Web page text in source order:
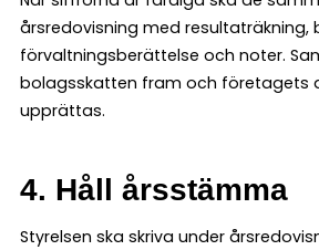
årsredovisning med resultaträkning,
förvaltningsberättelse och noter.
bolagsskatten fram och företagets
upprättas.
4. Håll årsstämma
Styrelsen ska skriva under